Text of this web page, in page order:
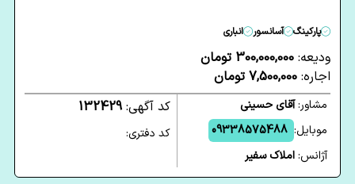
پارکینگ آسانسور انباری
ودیعه: 300,000,000 تومان
اجاره: 7,500,000 تومان
مشاور:آقای حسینی
موبایل: 09338575488
آژانس:املاک سفیر
کد آگهی:132429
کد دفتری: